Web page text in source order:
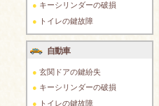
キーシリンダーの破損
トイレの鍵故障
自動車
玄関ドアの鍵紛失
キーシリンダーの破損
トイレの鍵故障